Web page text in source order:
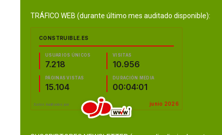
TRÁFICO WEB (durante último mes auditado disponible):